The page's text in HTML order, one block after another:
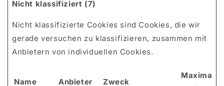
Nicht klassifiziert (7)
Nicht klassifizierte Cookies sind Cookies, die wir
gerade versuchen zu klassifizieren, zusammen mit
Anbietern von individuellen Cookies.
Name Anbieter Zweck
Maximale